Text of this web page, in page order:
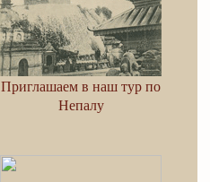
Приглашаем в наш тур по
Непалу